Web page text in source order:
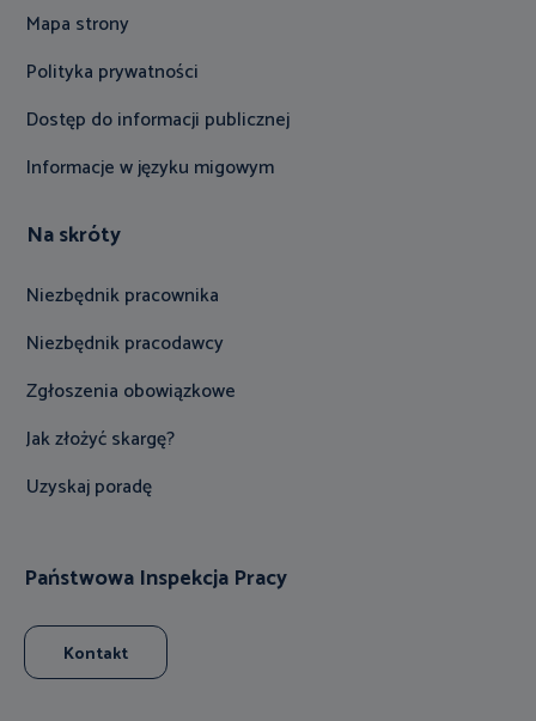
Mapa strony
Polityka prywatności
Dostęp do informacji publicznej
Informacje w języku migowym
Na skróty
Niezbędnik pracownika
Niezbędnik pracodawcy
Zgłoszenia obowiązkowe
Jak złożyć skargę?
Uzyskaj poradę
Państwowa Inspekcja Pracy
Kontakt